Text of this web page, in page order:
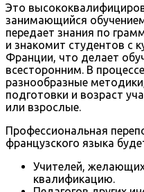
Это
занимающийся
передает знания по
и знакомит студентов с
Франции, что делает
всесторонним. В
разнообразные
подготовки и возраст
или взрослые.
Профессиональная
французского языка
Учителей,
квалификацию.